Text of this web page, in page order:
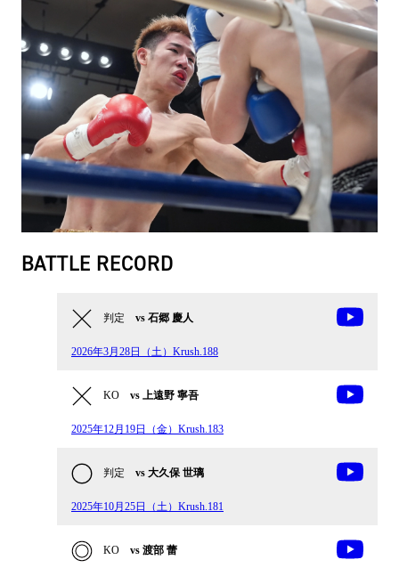
BATTLE RECORD
判定 vs 石郷 慶人
2026年3月28日（土）Krush.188
KO vs 上遠野 寧吾
2025年12月19日（金）Krush.183
判定 vs 大久保 世璃
2025年10月25日（土）Krush.181
KO vs 渡部 蕾